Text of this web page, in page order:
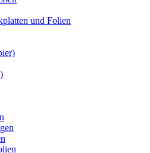
und Folien